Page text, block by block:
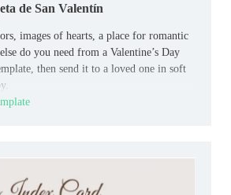
de San Valentín
images of hearts, a place for romantic
do you need from a Valentine’s Day
then send it to a loved one in soft